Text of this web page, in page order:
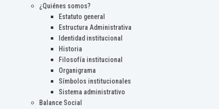
¿Quiénes somos?
Estatuto general
Estructura Administrativa
Identidad institucional
Historia
Filosofía institucional
Organigrama
Símbolos institucionales
Sistema administrativo
Balance Social